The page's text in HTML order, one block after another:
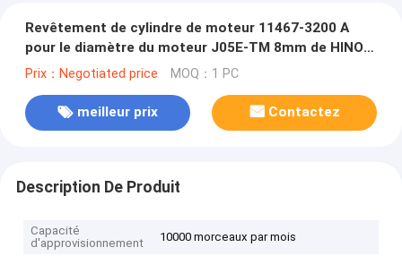
Revêtement de cylindre de moteur 11467-3200 A
pour le diamètre du moteur J05E-TM 8mm de HINO
112 millimètres
Prix：Negotiated price MOQ：1 PC
meilleur prix Contactez
Description De Produit
Capacité
d'approvisionnement
10000 morceaux par mois